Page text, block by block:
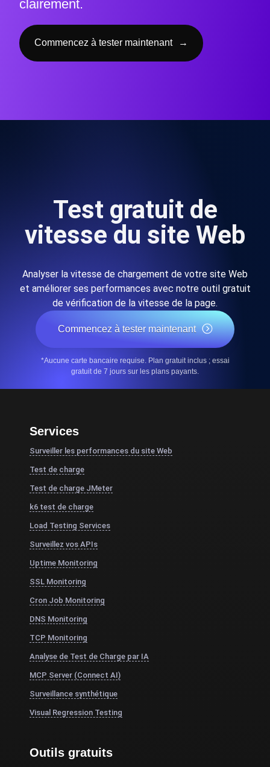
clairement.
Commencez à tester maintenant →
Test gratuit de
vitesse du site Web
Analyser la vitesse de chargement de votre site Web
et améliorer ses performances avec notre outil gratuit
de vérification de la vitesse de la page.
Commencez à tester maintenant
*Aucune carte bancaire requise. Plan gratuit inclus ; essai
gratuit de 7 jours sur les plans payants.
Services
Surveiller les performances du site Web
Test de charge
Test de charge JMeter
k6 test de charge
Load Testing Services
Surveillez vos APIs
Uptime Monitoring
SSL Monitoring
Cron Job Monitoring
DNS Monitoring
TCP Monitoring
Analyse de Test de Charge par IA
MCP Server (Connect AI)
Surveillance synthétique
Visual Regression Testing
Outils gratuits